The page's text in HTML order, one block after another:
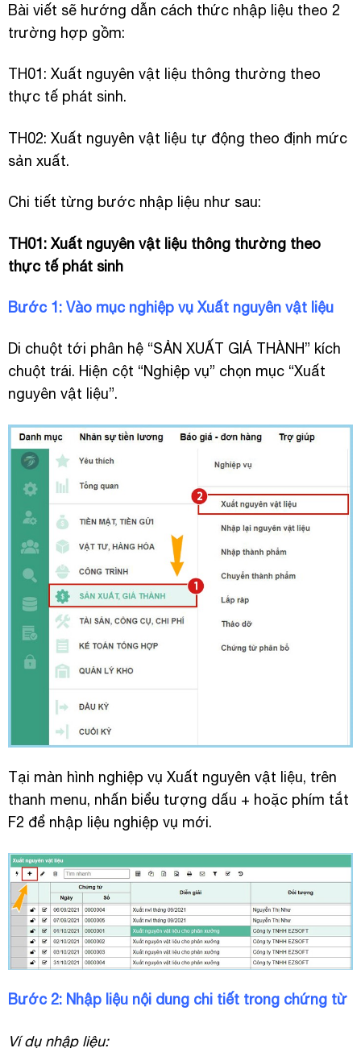
Bài viết sẽ hướng dẫn cách thức nhập liệu theo 2
trường hợp gồm:
TH01: Xuất nguyên vật liệu thông thường theo
thực tế phát sinh.
TH02: Xuất nguyên vật liệu tự động theo định mức
sản xuất.
Chi tiết từng bước nhập liệu như sau:
TH01: Xuất nguyên vật liệu thông thường theo
thực tế phát sinh
Bước 1: Vào mục nghiệp vụ Xuất nguyên vật liệu
Di chuột tới phân hệ “SẢN XUẤT GIÁ THÀNH” kích
chuột trái. Hiện cột “Nghiệp vụ” chọn mục “Xuất
nguyên vật liệu”.
Tại màn hình nghiệp vụ Xuất nguyên vật liệu, trên
thanh menu, nhấn biểu tượng dấu + hoặc phím tắt
F2 để nhập liệu nghiệp vụ mới.
Bước 2: Nhập liệu nội dung chi tiết trong chứng từ
Ví dụ nhập liệu: